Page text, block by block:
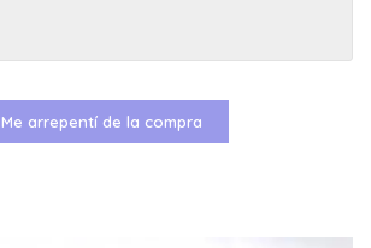
Me arrepentí de la compra